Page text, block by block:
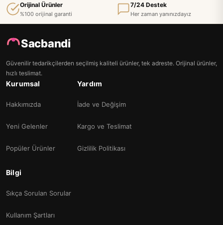
Orijinal Ürünler
%100 orijinal garanti
7/24 Destek
Her zaman yanınızdayız
Sacbandi
Güvenilir tedarikçilerden seçilmiş kaliteli ürünler, tek adreste. Orijinal ürünler,
hızlı teslimat.
Kurumsal
Hakkımızda
Yeni Gelenler
Popüler Ürünler
Yardım
İade ve Değişim
Kargo ve Teslimat
Gizlilik Politikası
Bilgi
Sıkça Sorulan Sorular
Kullanım Şartları